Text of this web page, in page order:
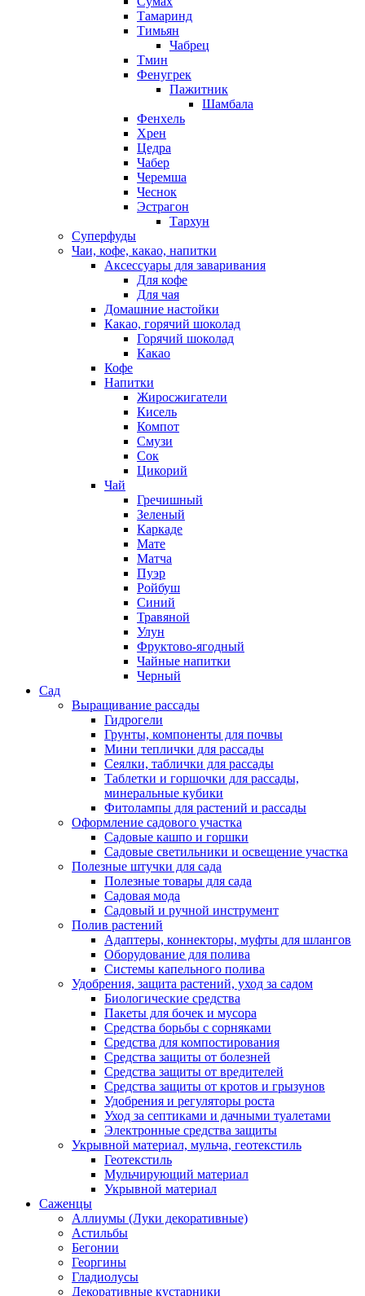
Тамаринд
Тимьян
Чабрец
Тмин
Фенугрек
Пажитник
Шамбала
Фенхель
Хрен
Цедра
Чабер
Черемша
Чеснок
Эстрагон
Тархун
Суперфуды
Чаи, кофе, какао, напитки
Аксессуары для заваривания
Для кофе
Для чая
Домашние настойки
Какао, горячий шоколад
Горячий шоколад
Какао
Кофе
Напитки
Жиросжигатели
Кисель
Компот
Смузи
Сок
Цикорий
Чай
Гречишный
Зеленый
Каркаде
Мате
Матча
Пуэр
Ройбуш
Синий
Травяной
Улун
Фруктово-ягодный
Чайные напитки
Черный
Сад
Выращивание рассады
Гидрогели
Грунты, компоненты для почвы
Мини теплички для рассады
Сеялки, таблички для рассады
Таблетки и горшочки для рассады,
минеральные кубики
Фитолампы для растений и рассады
Оформление садового участка
Садовые кашпо и горшки
Садовые светильники и освещение участка
Полезные штучки для сада
Полезные товары для сада
Садовая мода
Садовый и ручной инструмент
Полив растений
Адаптеры, коннекторы, муфты для шлангов
Оборудование для полива
Системы капельного полива
Удобрения, защита растений, уход за садом
Биологические средства
Пакеты для бочек и мусора
Средства борьбы с сорняками
Средства для компостирования
Средства защиты от болезней
Средства защиты от вредителей
Средства защиты от кротов и грызунов
Удобрения и регуляторы роста
Уход за септиками и дачными туалетами
Электронные средства защиты
Укрывной материал, мульча, геотекстиль
Геотекстиль
Мульчирующий материал
Укрывной материал
Саженцы
Аллиумы (Луки декоративные)
Астильбы
Бегонии
Георгины
Гладиолусы
Декоративные кустарники